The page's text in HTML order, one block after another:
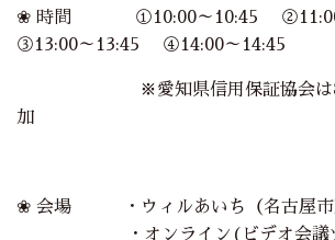
❀ 時間 ①10:00～10:45 ②11:00
③13:00～13:45 ④14:00～14:45
※愛知県信用保証協会は8月
加
❀ 会場 ・ ウィルあいち（名古屋
・オンライン(ビデオ会